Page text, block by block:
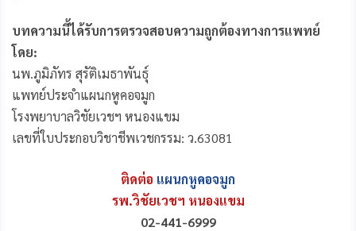
บทความนี้ได้รับการตรวจสอบความถูกต้องทางการแพทย์
โดย:
นพ.ภูมิภัทร สุรัติเมธาพันธุ์
แพทย์ประจำแผนกหูคอจมูก
โรงพยาบาลวิชัยเวชฯ หนองแขม
เลขที่ใบประกอบวิชาชีพเวชกรรม: ว.63081
ติดต่อ แผนกหูคอจมูก
รพ.วิชัยเวชฯ หนองแขม
02-441-6999